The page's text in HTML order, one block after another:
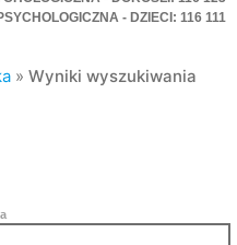
- DZIECI: 116 111
»Wyniki wyszukiwania